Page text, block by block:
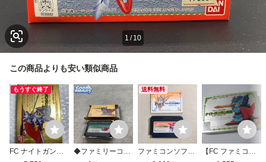
1 / 10
この商品よりも安い類似商品
もうすぐ終了
FC ナイトガンダ
◆ファミリーコン
送料無料
ファミコンソフト
【FC ファミコン